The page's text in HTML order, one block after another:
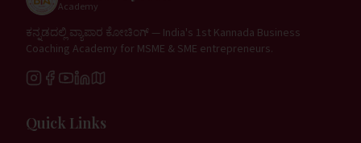
Academy
ಕನ್ನಡದಲ್ಲಿ ವ್ಯಾಪಾರ ಕೋಚಿಂಗ್ — India's 1st Kannada Business
Coaching Academy for MSME & SME entrepreneurs.
Quick Links